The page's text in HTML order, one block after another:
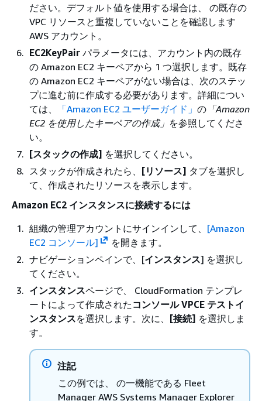
ださい。デフォルト値を使用する場合は、 の既存の
VPC リソースと重複していないことを確認します
AWS アカウント。
EC2KeyPair パラメータには、アカウント内の既存
の Amazon EC2 キーペアから 1 つ選択します。既存
の Amazon EC2 キーペアがない場合は、次のステッ
プに進む前に作成する必要があります。詳細につい
ては、
「Amazon EC2 ユーザーガイド」 の 「Amazon
EC2 を使用したキーペアの作成」 を参照してくださ
い。
[スタックの作成] を選択してください。
スタックが作成されたら、 [リソース] タブを選択し
て、作成されたリソースを表示します。
Amazon EC2 インスタンスに接続するには
組織の管理アカウントにサインインして、 [Amazon
EC2 コンソール]
を開きます。
ナビゲーションペインで、[インスタンス] を選択し
てください。
インスタンスページで、 CloudFormation テンプレ
ートによって作成された コンソール VPCE テストイ
ンスタンスを選択します。次に、 [接続] を選択しま
す。
注記
この例では、 の一機能である Fleet
Manager AWS Systems Manager Explorer